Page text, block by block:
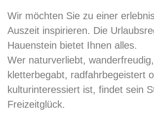
Wir möchten Sie zu einer
Auszeit inspirieren. Die
Hauenstein bietet Ihnen alles.
Wer naturverliebt, wanderfreudig,
kletterbegabt, radfahrbegeistert
kulturinteressiert ist, findet sein
Freizeitglück.